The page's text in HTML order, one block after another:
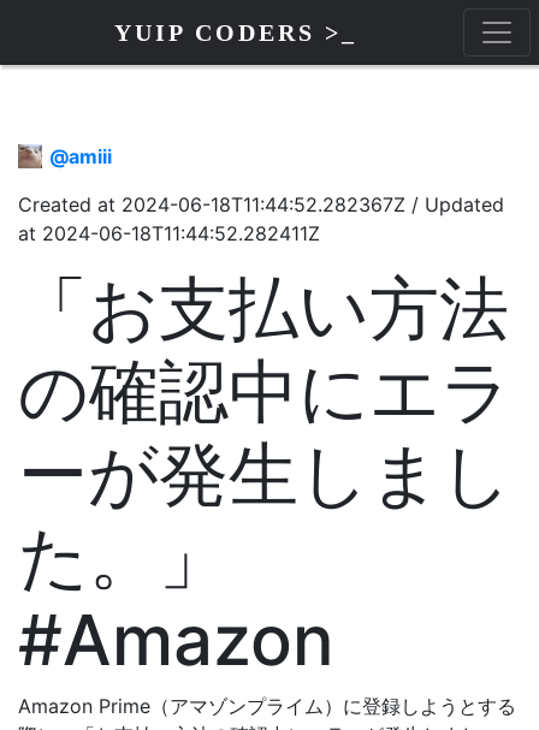
YUIP CODERS >_
@amiii
Created at 2024-06-18T11:44:52.282367Z / Updated
at 2024-06-18T11:44:52.282411Z
「お支払い方法
の確認中にエラ
ーが発生しまし
た。」
#Amazon
Amazon Prime（アマゾンプライム）に登録しようとする